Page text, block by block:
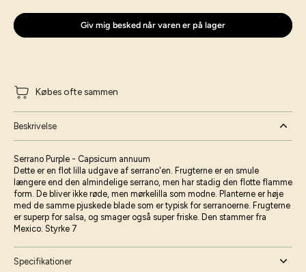
Giv mig besked når varen er på lager
Købes ofte sammen
Beskrivelse
Serrano Purple - Capsicum annuum
Dette er en flot lilla udgave af serrano'en. Frugterne er en smule
længere end den almindelige serrano, men har stadig den flotte flamme
form. De bliver ikke røde, men mørkelilla som modne. Planterne er høje
med de samme pjuskede blade som er typisk for serranoerne. Frugterne
er superp for salsa, og smager også super friske. Den stammer fra
Mexico. Styrke 7
Specifikationer